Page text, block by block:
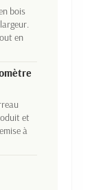
bois
en
et
à